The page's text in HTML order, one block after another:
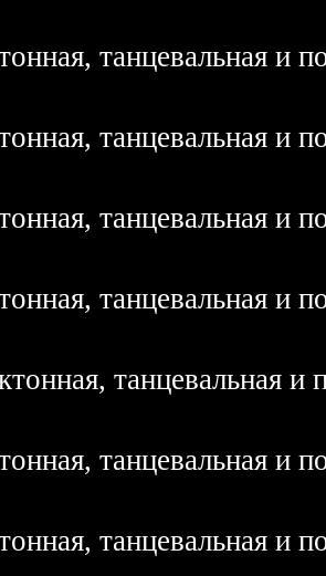
танцевальная и
танцевальная и
танцевальная и
танцевальная и
танцевальная и
танцевальная и
танцевальная и